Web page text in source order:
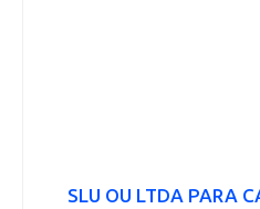
SLU OU LTDA PARA